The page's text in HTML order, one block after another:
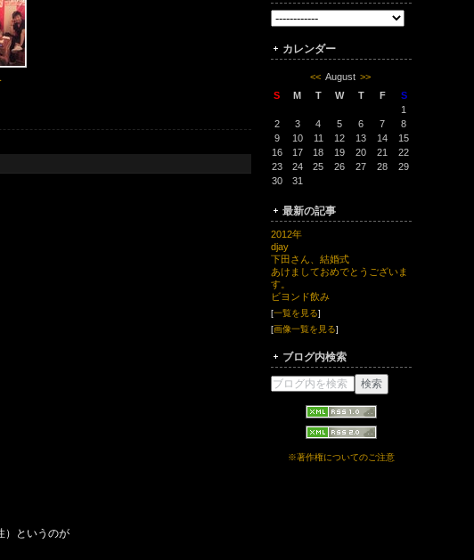
カレンダー
<< August >>
S
M T W T F
S
1
2
3 4 5 6 7
8
9
10 11 12 13 14
15
16
17 18 19 20 21
22
23
24 25 26 27 28
29
30
31
最新の記事
2012年
djay
下田さん、結婚式
あけましておめでとうございま
す。
ビヨンド飲み
[一覧を見る]
[画像一覧を見る]
ブログ内検索
※著作権についてのご注意
）というのが